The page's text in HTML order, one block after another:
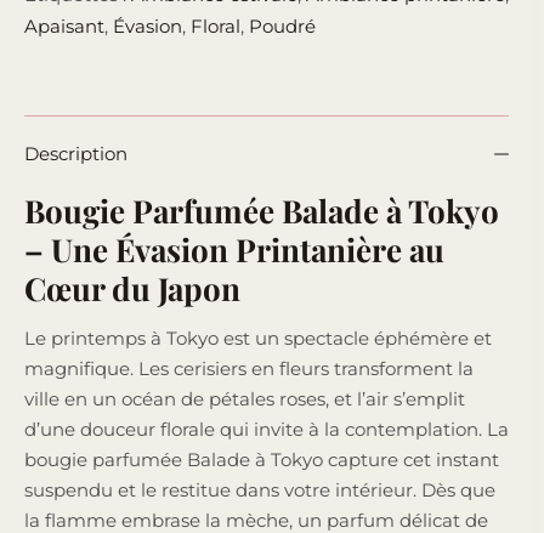
Apaisant, Évasion, Floral, Poudré
Description
Bougie Parfumée Balade à Tokyo
– Une Évasion Printanière au
Cœur du Japon
Le printemps à Tokyo est un spectacle éphémère et
magnifique. Les cerisiers en fleurs transforment la
ville en un océan de pétales roses, et l’air s’emplit
d’une douceur florale qui invite à la contemplation. La
bougie parfumée Balade à Tokyo capture cet instant
suspendu et le restitue dans votre intérieur. Dès que
la flamme embrase la mèche, un parfum délicat de